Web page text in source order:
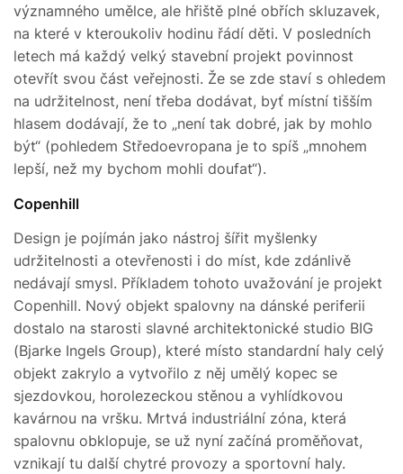
významného umělce, ale hřiště plné obřích skluzavek,
na které v kteroukoliv hodinu řádí děti. V posledních
letech má každý velký stavební projekt povinnost
otevřít svou část veřejnosti. Že se zde staví s ohledem
na udržitelnost, není třeba dodávat, byť místní tišším
hlasem dodávají, že to „není tak dobré, jak by mohlo
být“ (pohledem Středoevropana je to spíš „mnohem
lepší, než my bychom mohli doufat“).
Copenhill
Design je pojímán jako nástroj šířit myšlenky
udržitelnosti a otevřenosti i do míst, kde zdánlivě
nedávají smysl. Příkladem tohoto uvažování je projekt
Copenhill. Nový objekt spalovny na dánské periferii
dostalo na starosti slavné architektonické studio BIG
(Bjarke Ingels Group), které místo standardní haly celý
objekt zakrylo a vytvořilo z něj umělý kopec se
sjezdovkou, horolezeckou stěnou a vyhlídkovou
kavárnou na vršku. Mrtvá industriální zóna, která
spalovnu obklopuje, se už nyní začíná proměňovat,
vznikají tu další chytré provozy a sportovní haly.